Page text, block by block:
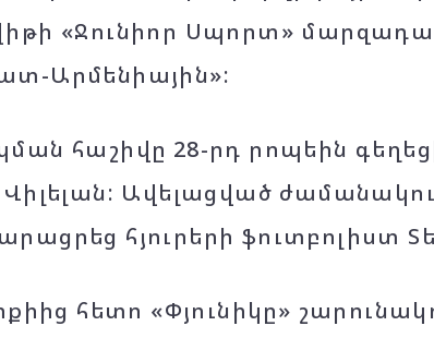
«Ջունիոր Սպորտ»
Արմենիային»:
հաշիվը 28-րդ րոպեին
Վիլելան: Ավելացված
հյուրերի ֆուտբոլիստ
հետո «Փյունիկը»